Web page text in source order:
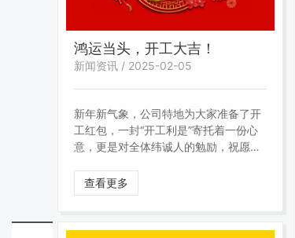
鸿运当头，开工大吉！
新闻资讯 / 2025-02-05
新年新气象，公司特地为大家准备了开
工红包，一封“开工利是”寄托着一份心
意，更是对全体纬诚人的勉励，祝愿所
门红！愿纬诚在新的一年里取得更大的
成就、实现更高的目标！
查看更多